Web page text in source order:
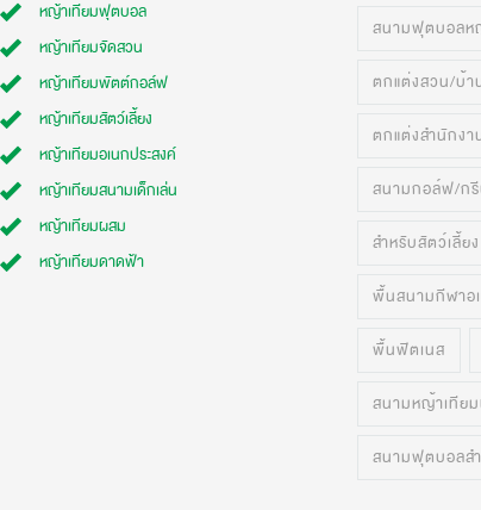
หญ้าเทียมฟุตบอล
หญ้าเทียมจัดสวน
หญ้าเทียมพัตต์กอล์ฟ
หญ้าเทียมสัตว์เลี้ยง
หญ้าเทียมอเนกประสงค์
หญ้าเทียมสนามเด็กเล่น
หญ้าเทียมผสม
หญ้าเทียมดาดฟ้า
สนามฟุตบอลห
ตกแต่งสวน/บ้า
ตกแต่งสำนักงา
สนามกอล์ฟ/ก
สำหรับสัตว์เลี้ยง
พื้นสนามกีฬาอ
พื้นฟิตเนส
สนามหญ้าเทีย
สนามฟุตบอลสำ